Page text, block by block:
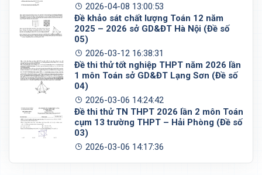
2026-04-08 13:00:53
Đề khảo sát chất lượng Toán 12 năm
2025 – 2026 sở GD&ĐT Hà Nội (Đề số
05)
2026-03-12 16:38:31
Đề thi thử tốt nghiệp THPT năm 2026 lần
1 môn Toán sở GD&ĐT Lạng Sơn (Đề số
04)
2026-03-06 14:24:42
Đề thi thử TN THPT 2026 lần 2 môn Toán
cụm 13 trường THPT – Hải Phòng (Đề số
03)
2026-03-06 14:17:36